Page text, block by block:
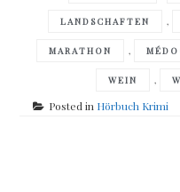
LANDSCHAFTEN ,
MARATHON ,
WEIN ,
Posted in Hörbuch Krimi